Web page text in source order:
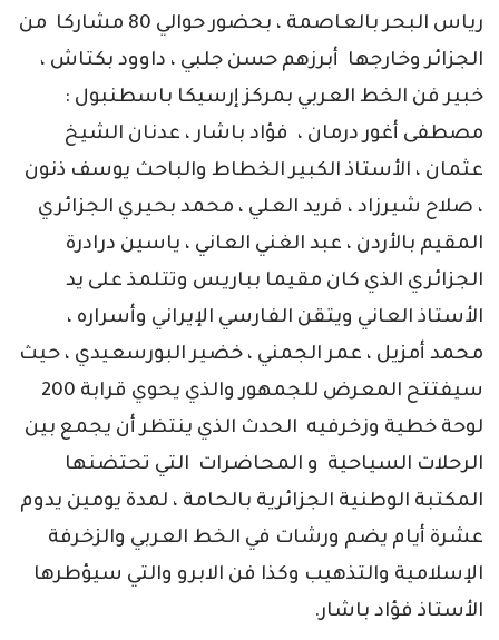
رياس البحر بالعاصمة ، بحضور حوالي 80 مشاركا من
الجزائر وخارجها أبرزهم حسن جلبي ، داوود بكتاش ،
خبير فن الخط العربي بمركز إرسيكا باسطنبول :
مصطفى أغور درمان ، فؤاد باشار ، عدنان الشيخ
عثمان ، الأستاذ الكبير الخطاط والباحث يوسف ذنون
، صلاح شيرزاد ، فريد العلي ، محمد بحيري الجزائري
المقيم بالأردن ، عبد الغني العاني ، ياسين درادرة
الجزائري الذي كان مقيما بباريس وتتلمذ على يد
الأستاذ العاني ويتقن الفارسي الإيراني وأسراره ،
محمد أمزيل ، عمر الجمني ، خضير البورسعيدي ، حيث
سيفتتح المعرض للجمهور والذي يحوي قرابة 200
لوحة خطية وزخرفيه الحدث الذي ينتظر أن يجمع بين
الرحلات السياحية و المحاضرات التي تحتضنها
المكتبة الوطنية الجزائرية بالحامة ، لمدة يومين يدوم
عشرة أيام يضم ورشات في الخط العربي والزخرفة
الإسلامية والتذهيب وكذا فن الابرو والتي سيؤطرها
الأستاذ فؤاد باشار.